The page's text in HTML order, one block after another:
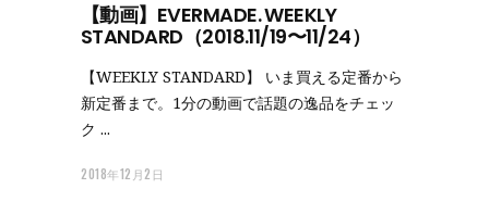
【動画】EVERMADE. WEEKLY
STANDARD（2018.11/19〜11/24）
【WEEKLY STANDARD】 いま買える定番から
新定番まで。1分の動画で話題の逸品をチェッ
ク
2018年12月2日